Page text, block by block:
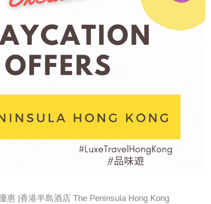
惠 |香港半島酒店 The Peninsula Hong Kong